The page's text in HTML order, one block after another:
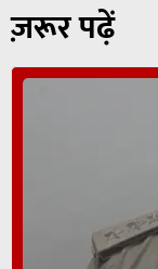
ज़रूर पढ़ें